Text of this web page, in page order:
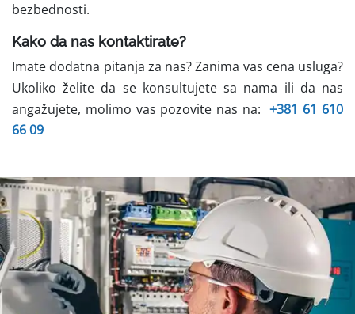
bezbednosti.
Kako da nas kontaktirate?
Imate dodatna pitanja za nas? Zanima vas cena usluga?
Ukoliko želite da se konsultujete sa nama ili da nas
angažujete, molimo vas pozovite nas na: +381 61 610
66 09